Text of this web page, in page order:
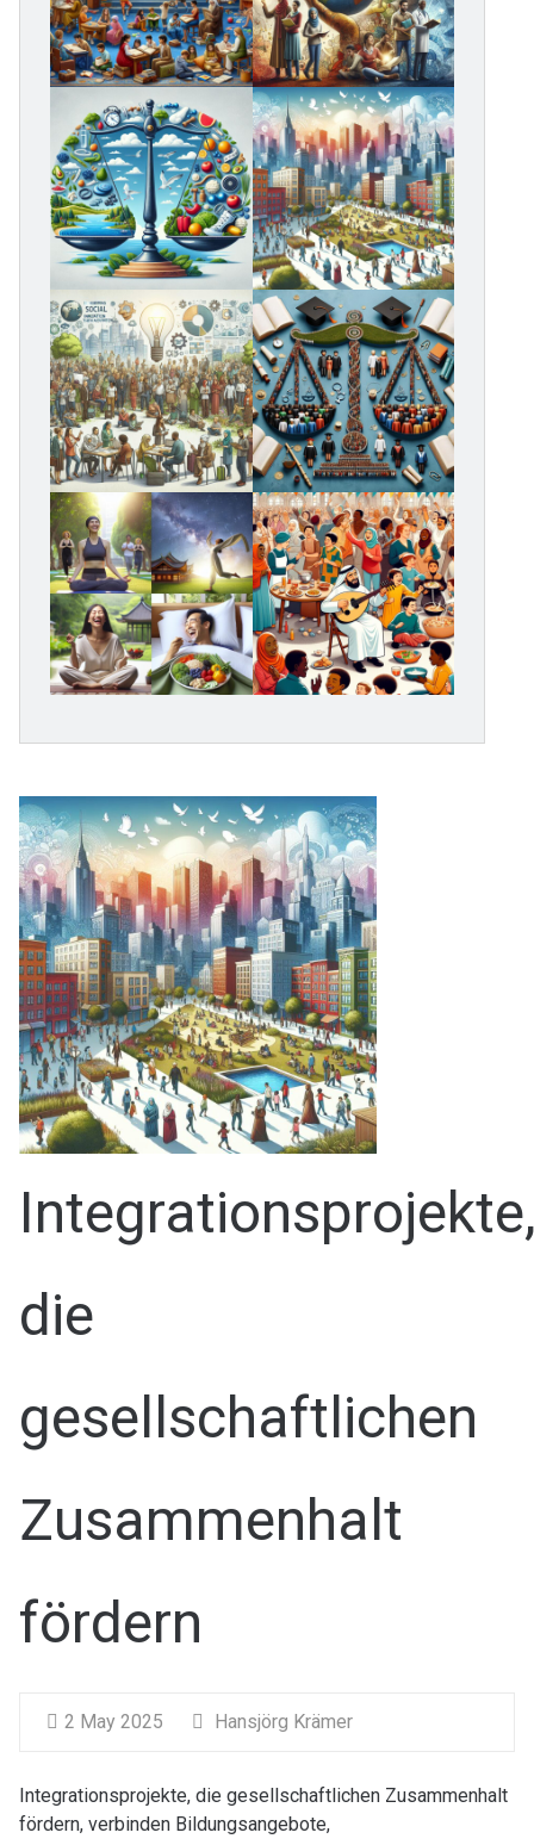
die
gesellschaftlichen
Zusammenhalt
fördern
2 May 2025 Hansjörg Krämer
Integrationsprojekte, die gesellschaftlichen Zusammenhalt
fördern, verbinden Bildungsangebote,